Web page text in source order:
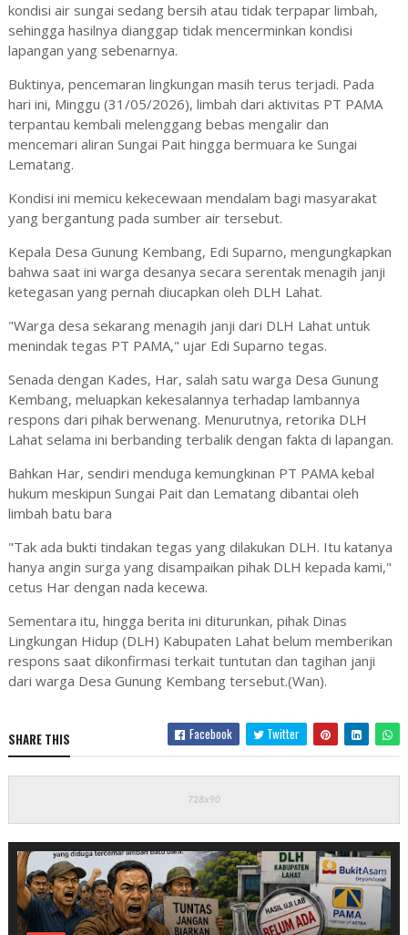
kondisi air sungai sedang bersih atau tidak terpapar limbah,
sehingga hasilnya dianggap tidak mencerminkan kondisi
lapangan yang sebenarnya.
​​Buktinya, pencemaran lingkungan masih terus terjadi. Pada
hari ini, Minggu (31/05/2026), limbah dari aktivitas PT PAMA
terpantau kembali melenggang bebas mengalir dan
mencemari aliran Sungai Pait hingga bermuara ke Sungai
Lematang.
Kondisi ini memicu kekecewaan mendalam bagi masyarakat
yang bergantung pada sumber air tersebut.
​Kepala Desa Gunung Kembang, Edi Suparno, mengungkapkan
bahwa saat ini warga desanya secara serentak menagih janji
ketegasan yang pernah diucapkan oleh DLH Lahat.
​"Warga desa sekarang menagih janji dari DLH Lahat untuk
menindak tegas PT PAMA," ujar Edi Suparno tegas.
​Senada dengan Kades, Har, salah satu warga Desa Gunung
Kembang, meluapkan kekesalannya terhadap lambannya
respons dari pihak berwenang. Menurutnya, retorika DLH
Lahat selama ini berbanding terbalik dengan fakta di lapangan.
Bahkan Har, sendiri menduga kemungkinan PT PAMA kebal
hukum meskipun Sungai Pait dan Lematang dibantai oleh
limbah batu bara
"Tak ada bukti tindakan tegas yang dilakukan DLH. Itu katanya
hanya angin surga yang disampaikan pihak DLH kepada kami,"
cetus Har dengan nada kecewa.
​Sementara itu, hingga berita ini diturunkan, pihak Dinas
Lingkungan Hidup (DLH) Kabupaten Lahat belum memberikan
respons saat dikonfirmasi terkait tuntutan dan tagihan janji
dari warga Desa Gunung Kembang tersebut.(Wan).
SHARE THIS Facebook Twitter